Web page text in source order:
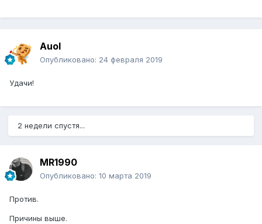
Auol
Опубликовано: 24 февраля 2019
Удачи!
2 недели спустя...
MR1990
Опубликовано: 10 марта 2019
Против.
Причины выше.